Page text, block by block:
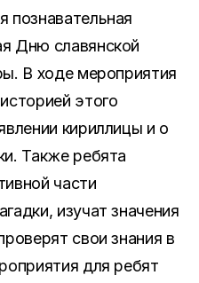
познавательная
Дню славянской
В ходе мероприятия
этого
кириллицы и о
Также ребята
части
изучат значения
свои знания в
для ребят